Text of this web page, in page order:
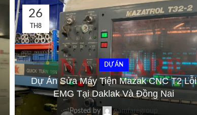
26
TH8
DỰ ÁN
Dự Án Sửa Máy Tiện Mazak CNC T2 Lỗi
EMG Tại Daklak Và Đồng Nai
Posted by
namfaregroup